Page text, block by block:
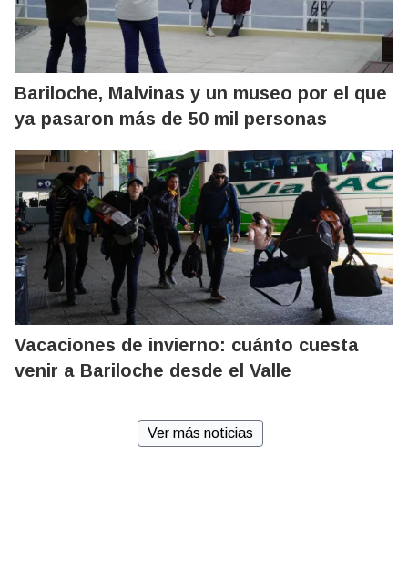
Bariloche, Malvinas y un museo por el que
ya pasaron más de 50 mil personas
Vacaciones de invierno: cuánto cuesta
venir a Bariloche desde el Valle
Ver más noticias